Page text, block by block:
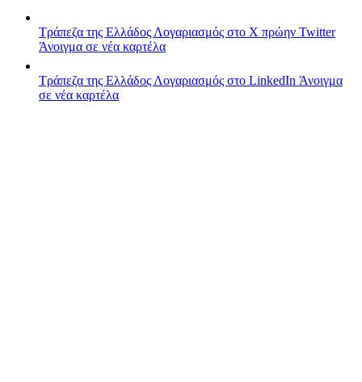
Τράπεζα της Ελλάδος Λογαριασμός στο X πρώην Twitter
Άνοιγμα σε νέα καρτέλα
Τράπεζα της Ελλάδος Λογαριασμός στο LinkedIn Άνοιγμα
σε νέα καρτέλα